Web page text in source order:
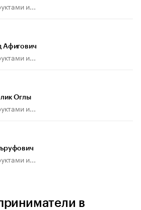
и...
Афигович
и...
Оглы
и...
и...
в